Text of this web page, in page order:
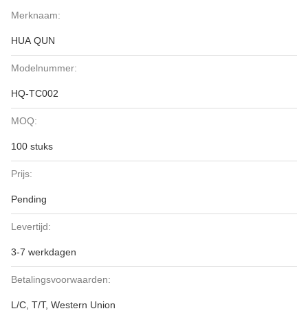
Merknaam:
HUA QUN
Modelnummer:
HQ-TC002
MOQ:
100 stuks
Prijs:
Pending
Levertijd:
3-7 werkdagen
Betalingsvoorwaarden:
L/C, T/T, Western Union